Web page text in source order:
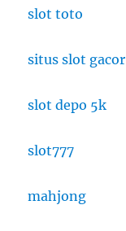
slot toto
situs slot gacor
slot depo 5k
slot777
mahjong